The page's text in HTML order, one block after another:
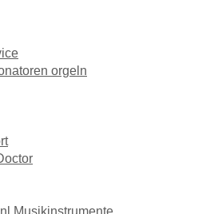
orgeln
Musikinstrumente